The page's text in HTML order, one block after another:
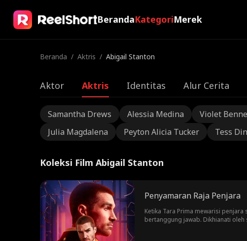
BerandaKategoriMerek
Beranda / Aktris / Abigail Stanton
Aktor Aktris Identitas Alur Cerita
Samantha Drews Alessia Medina Violet
Julia Magdalena
Peyton Alicia Tucker Tess
Koleksi Film Abigail Stanton
Penyamaran Raja Penjara
Ketika Tara Prima mewarisi
bertanggung jawab. Dikhianati